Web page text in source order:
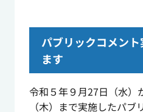
パブリックコメン
ます
令和５年９月27日（水）
（木）まで実施したパ